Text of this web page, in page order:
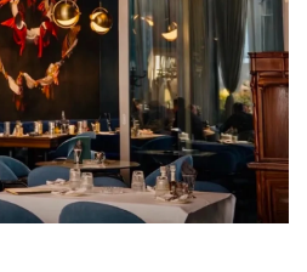
Kulić se oglasila nakon
Pokazala kakve poruke
odnosu